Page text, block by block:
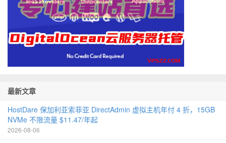
最新文章
HostDare 保加利亚索菲亚 DirectAdmin 虚拟主机年付 4 折，15GB
NVMe 不限流量 $11.47/年起
2026-08-06